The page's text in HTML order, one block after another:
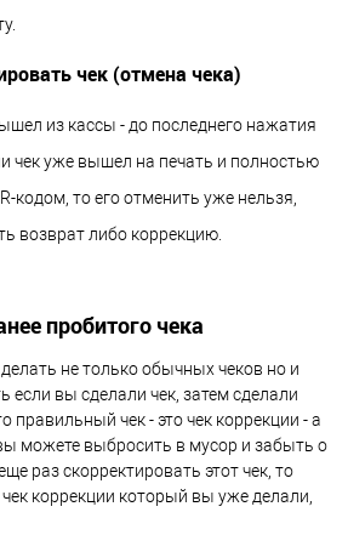
чек (отмена чека)
из кассы - до последнего нажатия
чек уже вышел на печать и полностью
кодом, то его отменить уже нельзя,
возврат либо коррекцию.
пробитого чека
не только обычных чеков но и
если вы сделали чек, затем сделали
правильный чек - это чек коррекции - а
можете выбросить в мусор и забыть о
раз скорректировать этот чек, то
коррекции который вы уже делали,